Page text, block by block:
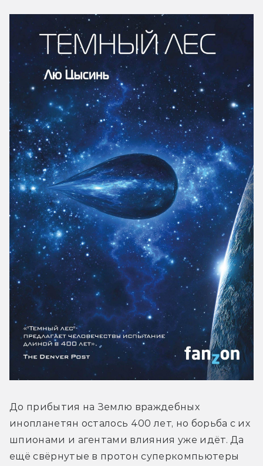
До прибытия на Землю враждебных
инопланетян осталось 400 лет, но борьба с их
шпионами и агентами влияния уже идёт. Да
ещё свёрнутые в протон суперкомпьютеры